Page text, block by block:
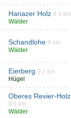
Hanazer Holz 8.4 km
Wälder
Schandlohe 9 km
Wälder
Eierberg 9.2 km
Hügel
Oberes Revier-Holz
9.6 km
Wälder